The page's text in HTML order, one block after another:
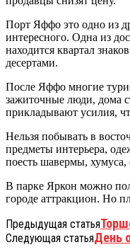
Порт Яффо это одно из
интересного. Одна из
находится квартал
десертами.
После Яффо многие
зажиточные люди, дома
прикладывают усилия,
Нельзя побывать в
предметы интерьера,
поесть шавермы, хумуса,
В парке Яркон можно
городе аттракцион. Но
Предыдущая статья
Следующая статьяДень